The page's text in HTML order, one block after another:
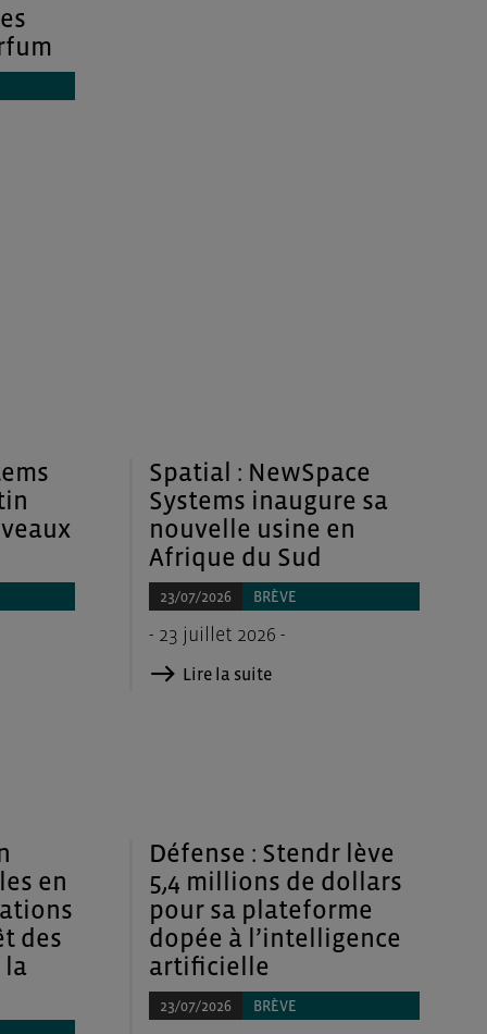
Spatial : NewSpace
Systems inaugure sa
nouvelle usine en
Afrique du Sud
23/07/2026 BRÈVE
- 23 juillet 2026 -
Lire la suite
en
des
la
Défense : Stendr lève
5,4 millions de dollars
pour sa plateforme
dopée à l’intelligence
artificielle
23/07/2026 BRÈVE